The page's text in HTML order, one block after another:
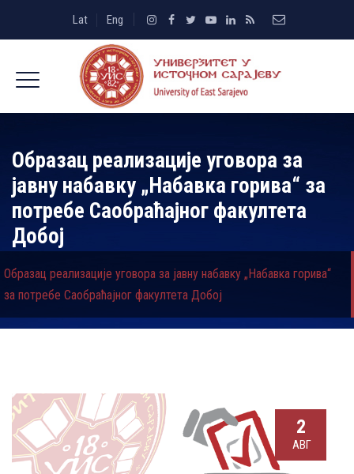
Lat Eng
Образац реализације уговора за
јавну набавку „Набавка горива“ за
потребе Саобраћајног факултета
Добој
Образац реализације уговора за јавну набавку „Набавка горива“
за потребе Саобраћајног факултета Добој
2
АВГ